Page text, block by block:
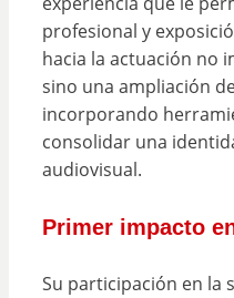
profesional y
hacia la actuación no
sino una ampliación
incorporando
consolidar una
audiovisual.
Primer impacto
Su participación en la